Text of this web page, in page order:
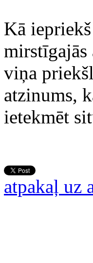
Kā
mirstīgajās
viņa
atzinums,
ietekmēt
atpakaļ uz